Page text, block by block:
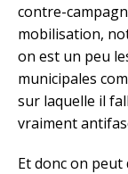
contre-
mobilisation,
on est un peu
municipales
sur laquelle il
vraiment
Et donc on